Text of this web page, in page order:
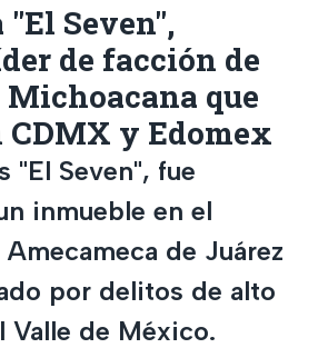
Seven",
de facción de
que
CDMX y Edomex
"El Seven", fue
inmueble en el
de Juárez
por delitos de alto
Valle de México.